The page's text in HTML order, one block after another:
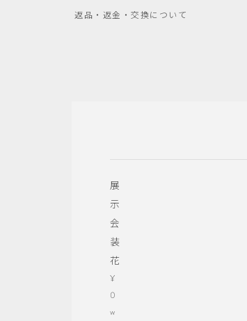
返品・返金・交換について
展
示
会
装
花
¥
0
w